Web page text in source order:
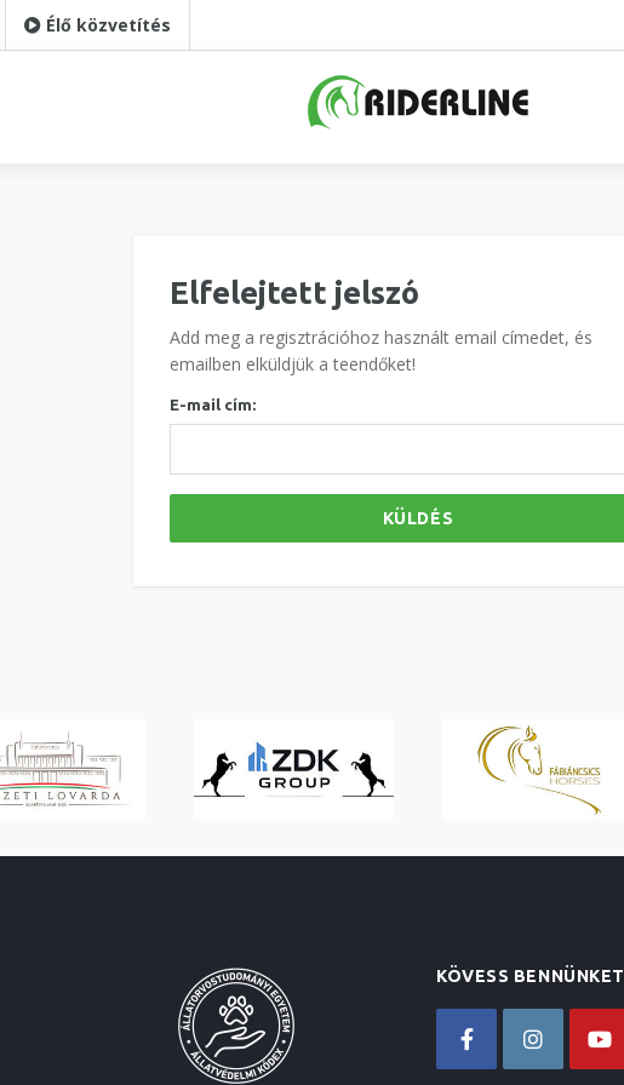
Élő közvetítés
Elfelejtett jelszó
Add meg a regisztrációhoz használt email címedet, és
emailben elküldjük a teendőket!
E-mail cím:
KÜLDÉS
KÖVESS BENNÜNKET